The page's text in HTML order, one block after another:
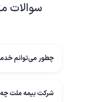
سوالات
چطور می‌توانم
شرکت بیمه ملت